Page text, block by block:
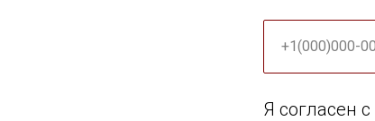
+1(000)000-
Я согласен